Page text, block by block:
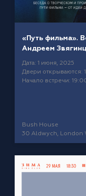
«Путь фильма».
Андреем
Дата: 1 июня, 2025
Двери открываются:
Начало встречи:
Bush House
30 Aldwych, London